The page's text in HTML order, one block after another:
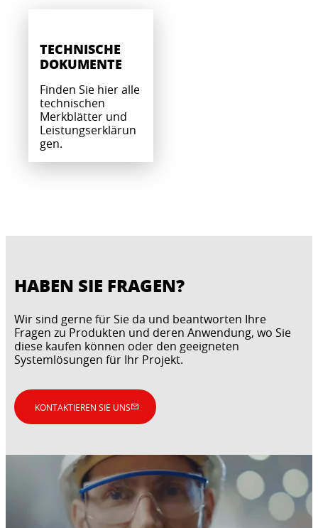
TECHNISCHE
DOKUMENTE
Finden Sie hier alle
technischen
Merkblätter und
Leistungserklärun
gen.
HABEN SIE FRAGEN?
Wir sind gerne für Sie da und beantworten Ihre
Fragen zu Produkten und deren Anwendung, wo Sie
diese kaufen können oder den geeigneten
Systemlösungen für Ihr Projekt.
KONTAKTIEREN SIE UNS